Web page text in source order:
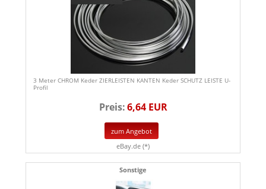
3 Meter CHROM Keder ZIERLEISTEN KANTEN Keder SCHUTZ LEISTE U-
Profil
Preis:6,64 EUR
zum Angebot
eBay.de (*)
Sonstige